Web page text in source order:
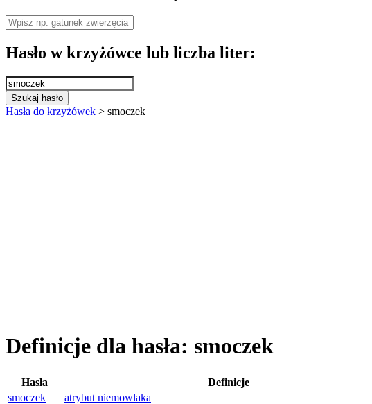
Hasło w krzyżówce lub liczba liter:
Szukaj hasło
Hasła do krzyżówek > smoczek
Definicje dla hasła: smoczek
Hasła
Definicje
smoczek
atrybut niemowlaka